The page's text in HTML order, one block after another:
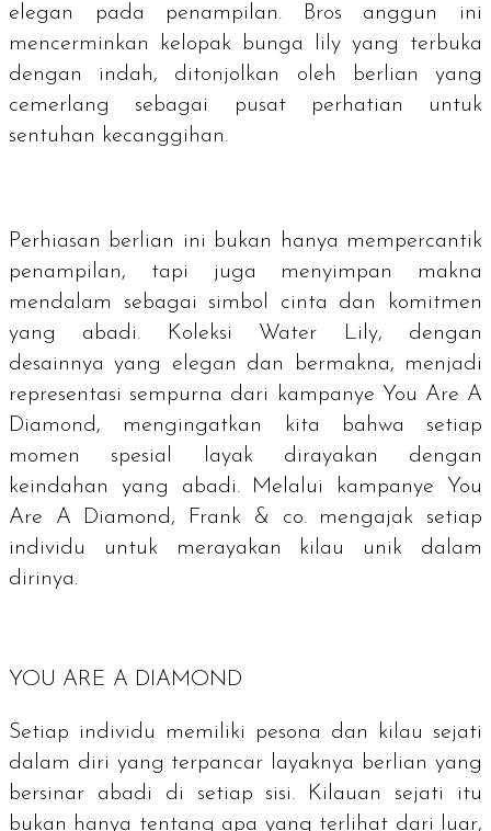
elegan pada penampilan. Bros anggun ini
mencerminkan kelopak bunga lily yang terbuka
dengan indah, ditonjolkan oleh berlian yang
cemerlang sebagai pusat perhatian untuk
sentuhan kecanggihan.
Perhiasan berlian ini bukan hanya mempercantik
penampilan, tapi juga menyimpan makna
mendalam sebagai simbol cinta dan komitmen
yang abadi. Koleksi Water Lily, dengan
desainnya yang elegan dan bermakna, menjadi
representasi sempurna dari kampanye You Are A
Diamond , mengingatkan kita bahwa setiap
momen spesial layak dirayakan dengan
keindahan yang abadi. Melalui kampanye You
Are A Diamond , Frank & co. mengajak setiap
individu untuk merayakan kilau unik dalam
dirinya.
YOU ARE A DIAMOND
Setiap individu memiliki pesona dan kilau sejati
dalam diri yang terpancar layaknya berlian yang
bersinar abadi di setiap sisi. Kilauan sejati itu
bukan hanya tentang apa yang terlihat dari luar,